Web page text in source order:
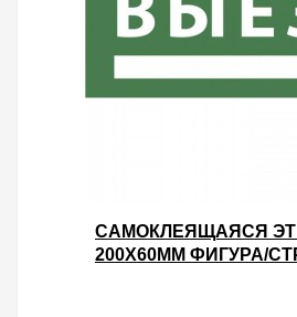
САМОКЛЕЯЩАЯСЯ
200Х60ММ ФИГУРА/